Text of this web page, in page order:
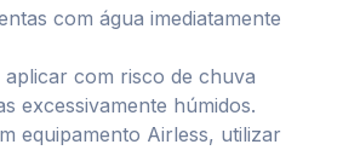
com água imediatamente
com risco de chuva
excessivamente húmidos.
equipamento Airless, utilizar